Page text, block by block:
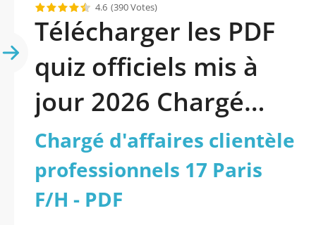
4.6 (390 Votes)
Télécharger les PDF
quiz officiels mis à
jour 2026 Chargé
d’affaires clientèle
professionnels 17
Paris F/H.
Chargé d'affaires clientèle
professionnels 17 Paris
F/H - PDF